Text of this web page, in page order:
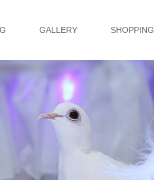
GALLERY SHOPPING